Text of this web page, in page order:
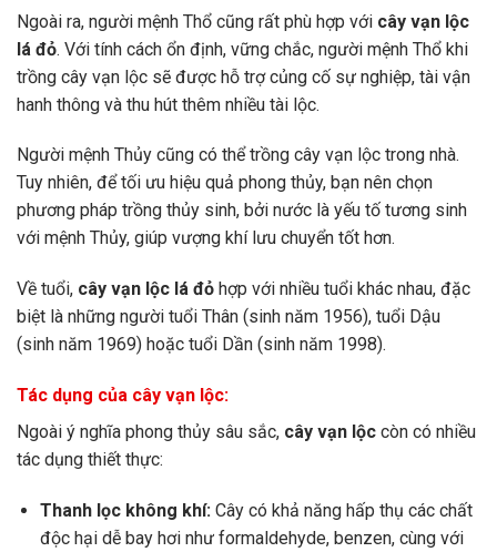
Ngoài ra, người mệnh Thổ cũng rất phù hợp với cây vạn lộc
lá đỏ. Với tính cách ổn định, vững chắc, người mệnh Thổ khi
trồng cây vạn lộc sẽ được hỗ trợ củng cố sự nghiệp, tài vận
hanh thông và thu hút thêm nhiều tài lộc.
Người mệnh Thủy cũng có thể trồng cây vạn lộc trong nhà.
Tuy nhiên, để tối ưu hiệu quả phong thủy, bạn nên chọn
phương pháp trồng thủy sinh, bởi nước là yếu tố tương sinh
với mệnh Thủy, giúp vượng khí lưu chuyển tốt hơn.
Về tuổi, cây vạn lộc lá đỏ hợp với nhiều tuổi khác nhau, đặc
biệt là những người tuổi Thân (sinh năm 1956), tuổi Dậu
(sinh năm 1969) hoặc tuổi Dần (sinh năm 1998).
Tác dụng của cây vạn lộc:
Ngoài ý nghĩa phong thủy sâu sắc, cây vạn lộc còn có nhiều
tác dụng thiết thực:
Thanh lọc không khí: Cây có khả năng hấp thụ các chất
độc hại dễ bay hơi như formaldehyde, benzen, cùng với